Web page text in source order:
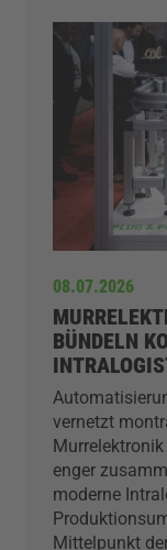
08.07.2026
BÜNDELN
vernetzt
enger
moderne
Mittelpunkt